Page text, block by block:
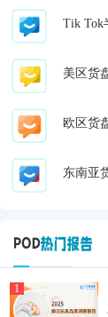
Tik Tok
美区货
欧区货
东南亚
1